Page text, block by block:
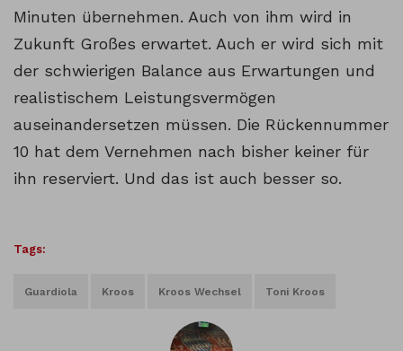
Minuten übernehmen. Auch von ihm wird in
Zukunft Großes erwartet. Auch er wird sich mit
der schwierigen Balance aus Erwartungen und
realistischem Leistungsvermögen
auseinandersetzen müssen. Die Rückennummer
10 hat dem Vernehmen nach bisher keiner für
ihn reserviert. Und das ist auch besser so.
Tags:
Guardiola Kroos Kroos Wechsel Toni Kroos